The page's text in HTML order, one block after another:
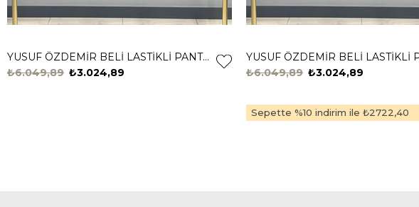
YUSUF ÖZDEMİR BELİ LASTİKLİ PANTOLON 1360 Bej
₺3.024,89
₺6.049,89
₺3.024,89
₺6.049,89
Sepette %10 indirim ile ₺2722,40